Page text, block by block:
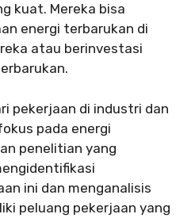
kuat. Mereka bisa
energi terbarukan di
atau berinvestasi
pekerjaan di industri dan
pada energi
penelitian yang
ini dan menganalisis
peluang pekerjaan yang